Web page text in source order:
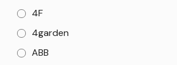
4F
4garden
ABB